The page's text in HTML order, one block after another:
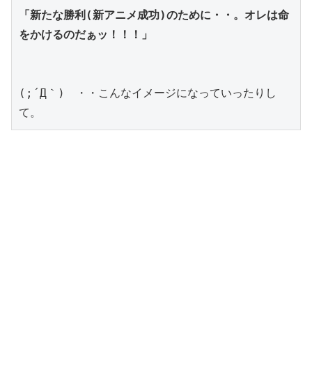
「新たな勝利(新アニメ成功)のために・・。オレは命
をかけるのだぁッ！！！」
(;´Д｀)　・・こんなイメージになっていったりし
て。